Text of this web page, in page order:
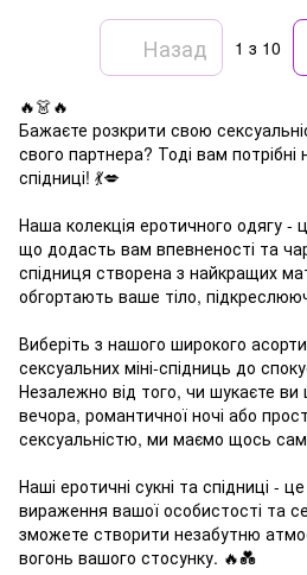
Назад 1 з 10
🔥👗🔥
Бажаєте розкрити свою
свого партнера? Тоді вам потрібні
спідниці! 💃💋
Наша колекція еротичного одягу -
що додасть вам впевненості та
спідниця створена з найкращих
обгортають ваше тіло,
Виберіть з нашого широкого
сексуальних міні-спідниць до
Незалежно від того, чи шукаєте
вечора, романтичної ночі або
сексуальністю, ми маємо щось
Наші еротичні сукні та спідниці -
вираження вашої особистості та
зможете створити незабутню
вогонь вашого стосунку. 🔥💑